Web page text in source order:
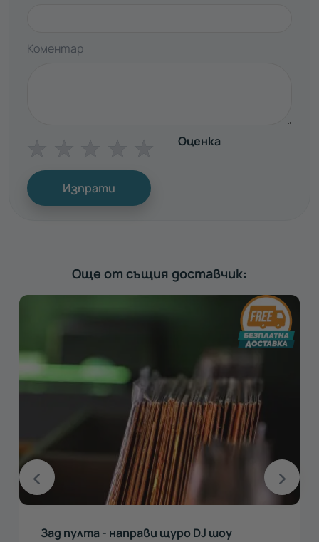
Коментар
Оценка
Изпрати
Още от същия доставчик:
Зад пулта - направи щуро DJ шоу